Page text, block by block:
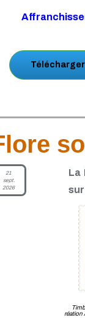
21
sept.
2026
La
réation